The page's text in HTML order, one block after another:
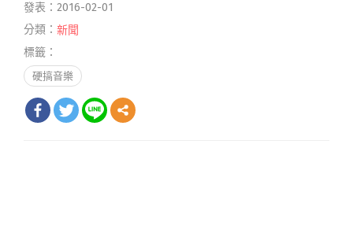
發表：2016-02-01
分類： 新聞
標籤：
硬搞音樂